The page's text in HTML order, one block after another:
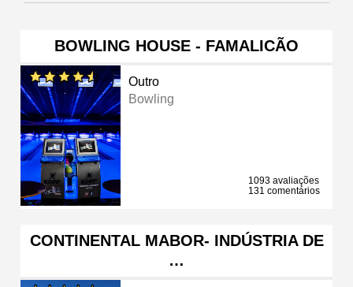
BOWLING HOUSE - FAMALICÃO
Outro
Bowling
1093 avaliações
131 comentários
CONTINENTAL MABOR- INDÚSTRIA DE
…